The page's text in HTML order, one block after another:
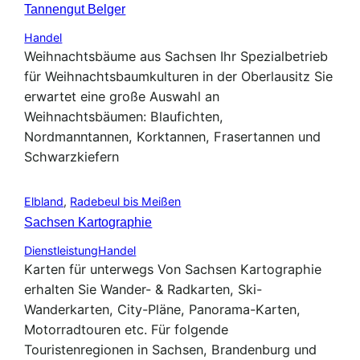
Tannengut Belger
Handel
Weihnachtsbäume aus Sachsen Ihr Spezialbetrieb
für Weihnachtsbaumkulturen in der Oberlausitz Sie
erwartet eine große Auswahl an
Weihnachtsbäumen: Blaufichten,
Nordmanntannen, Korktannen, Frasertannen und
Schwarzkiefern
Elbland, Radebeul bis Meißen
Sachsen Kartographie
DienstleistungHandel
Karten für unterwegs Von Sachsen Kartographie
erhalten Sie Wander- & Radkarten, Ski-
Wanderkarten, City-Pläne, Panorama-Karten,
Motorradtouren etc. Für folgende
Touristenregionen in Sachsen, Brandenburg und